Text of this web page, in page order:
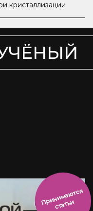
кристаллизации
П
р
и
н
и
м
а
ют
с
я
ст
ать
и